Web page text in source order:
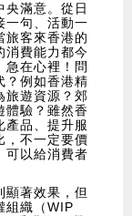
央滿意。從日
一句、活動一
旅客來香港的
消費能力都今
急在心裡！問
？例如香港精
旅遊資源？郊
體驗？雖然香
產品、提升服
，不一定要價
可以給消費者
顯著效果，但
組織（WIP